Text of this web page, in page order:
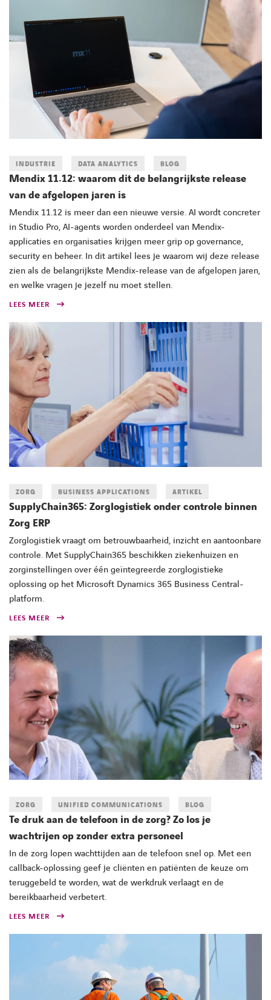
INDUSTRIE DATA ANALYTICS BLOG
Mendix 11.12: waarom dit de belangrijkste release
van de afgelopen jaren is
Mendix 11.12 is meer dan een nieuwe versie. AI wordt concreter
in Studio Pro, AI-agents worden onderdeel van Mendix-
applicaties en organisaties krijgen meer grip op governance,
security en beheer. In dit artikel lees je waarom wij deze release
zien als de belangrijkste Mendix-release van de afgelopen jaren,
en welke vragen je jezelf nu moet stellen.
LEES MEER
ZORG BUSINESS APPLICATIONS ARTIKEL
SupplyChain365: Zorglogistiek onder controle binnen
Zorg ERP
Zorglogistiek vraagt om betrouwbaarheid, inzicht en aantoonbare
controle. Met SupplyChain365 beschikken ziekenhuizen en
zorginstellingen over één geïntegreerde zorglogistieke
oplossing op het Microsoft Dynamics 365 Business Central-
platform.
LEES MEER
ZORG UNIFIED COMMUNICATIONS BLOG
Te druk aan de telefoon in de zorg? Zo los je
wachtrijen op zonder extra personeel
In de zorg lopen wachttijden aan de telefoon snel op. Met een
callback-oplossing geef je cliënten en patiënten de keuze om
teruggebeld te worden, wat de werkdruk verlaagt en de
bereikbaarheid verbetert.
LEES MEER